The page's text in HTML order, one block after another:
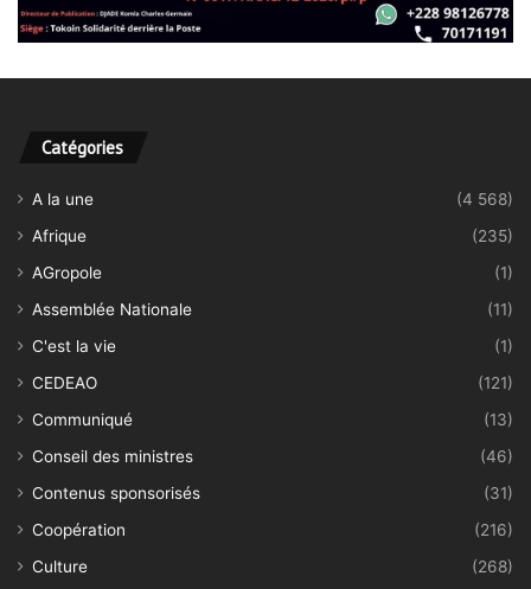
Catégories
A la une
(4 568)
Afrique
(235)
AGropole
(1)
Assemblée Nationale
(11)
C'est la vie
(1)
CEDEAO
(121)
Communiqué
(13)
Conseil des ministres
(46)
Contenus sponsorisés
(31)
Coopération
(216)
Culture
(268)